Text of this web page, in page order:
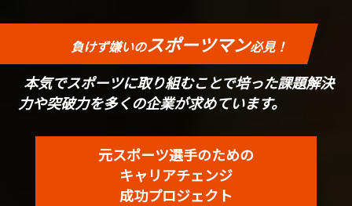
負けず嫌いのスポーツマン必見！
本気でスポーツに取り組むことで培った課題解決
力や突破力を多くの企業が求めています。
元スポーツ選手のための
キャリアチェンジ
成功プロジェクト